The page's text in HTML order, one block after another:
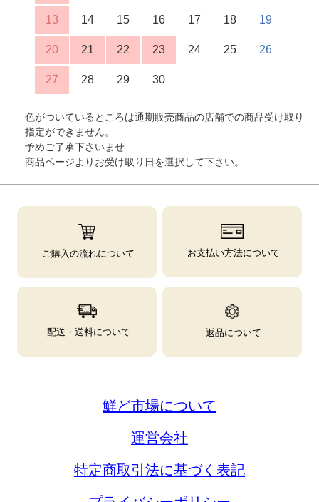
13 14 15 16 17 18 19
20 21 22 23 24 25 26
27 28 29 30
色がついているところは通期販売商品の店舗での商品受け取り
指定ができません。
予めご了承下さいませ
商品ページよりお受け取り日を選択して下さい。
ご購入の流れについて お支払い方法について
配送・送料について 返品について
鮮ど市場について
運営会社
特定商取引法に基づく表記